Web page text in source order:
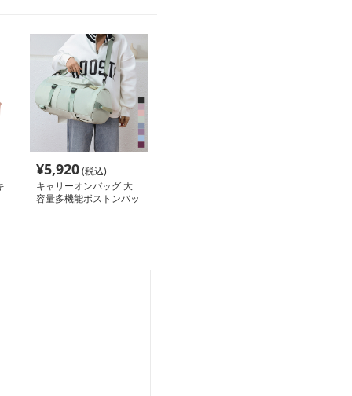
¥5,920(税込)
キャリーオンバッグ 大
容量多機能ボストンバッ